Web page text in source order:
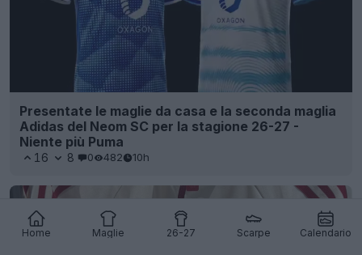
Home Maglie 26-27 Scarpe Calendario
Presentate le maglie da casa e la seconda maglia
Adidas del Neom SC per la stagione 26-27 -
Niente più Puma
16 8 0 482 10h